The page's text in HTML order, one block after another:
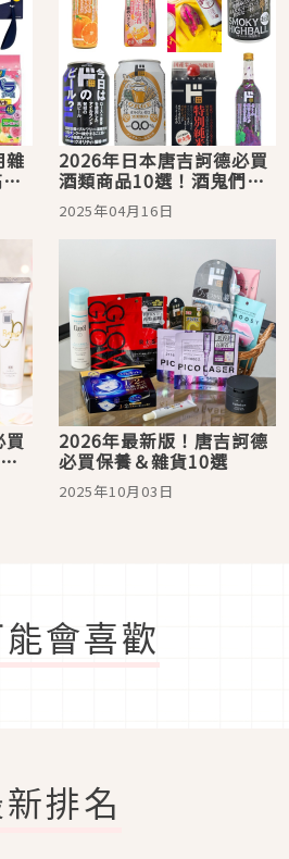
雜 2026年日本唐吉訶德必買
酒類商品10選！酒鬼們來
這裡買這些就對了
2025年04月16日
2026年最新版！唐吉訶德
必買保養＆雜貨10選
2025年10月03日
會喜歡
排名